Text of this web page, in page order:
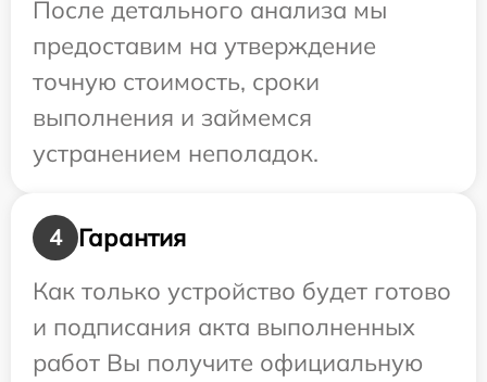
После детального анализа мы
предоставим на утверждение
точную стоимость, сроки
выполнения и займемся
устранением неполадок.
4
Гарантия
Как только устройство будет готово
и подписания акта выполненных
работ Вы получите официальную